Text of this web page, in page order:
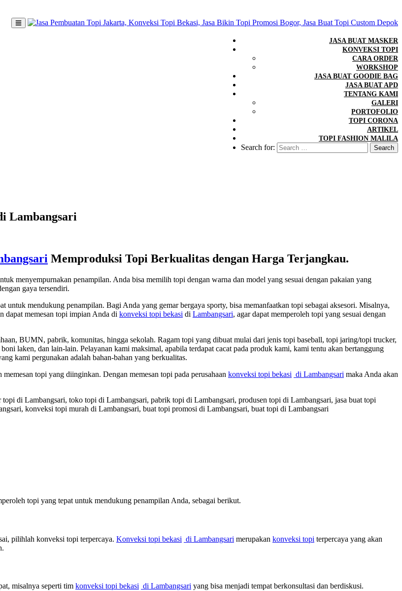
JASA BUAT MASKER
KONVEKSI TOPI
CARA ORDER
WORKSHOP
JASA BUAT GOODIE BAG
JASA BUAT APD
TENTANG KAMI
GALERI
PORTOFOLIO
TOPI CORONA
ARTIKEL
TOPI FASHION MALILA
Search for:
Lambangsari
Memproduksi Topi Berkualitas dengan Harga Terjangkau.
menyempurnakan penampilan. Anda bisa memilih topi dengan warna dan model yang sesuai dengan pakaian yang
gaya tersendiri.
mendukung penampilan. Bagi Anda yang gemar bergaya sporty, bisa memanfaatkan topi sebagai aksesori. Misalnya,
dapat memesan topi impian Anda di konveksi topi bekasi di Lambangsari, agar dapat memperoleh topi yang sesuai dengan
BUMN, pabrik, komunitas, hingga sekolah. Ragam topi yang dibuat mulai dari jenis topi baseball, topi jaring/topi trucker,
laken, dan lain-lain. Pelayanan kami maksimal, apabila terdapat cacat pada produk kami, kami tentu akan bertanggung
kami pergunakan adalah bahan-bahan yang berkualitas.
topi yang diinginkan. Dengan memesan topi pada perusahaan konveksi topi bekasi di Lambangsari maka Anda akan
di Lambangsari, toko topi di Lambangsari, pabrik topi di Lambangsari, produsen topi di Lambangsari, jasa buat topi
konveksi topi murah di Lambangsari, buat topi promosi di Lambangsari, buat topi di Lambangsari
topi yang tepat untuk mendukung penampilan Anda, sebagai berikut.
pilihlah konveksi topi terpercaya. Konveksi topi bekasi di Lambangsari merupakan konveksi topi terpercaya yang akan
misalnya seperti tim konveksi topi bekasi di Lambangsari yang bisa menjadi tempat berkonsultasi dan berdiskusi.